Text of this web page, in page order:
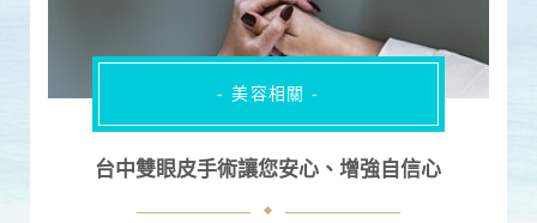
- 美容相關 -
台中雙眼皮手術讓您安心、增強自信心